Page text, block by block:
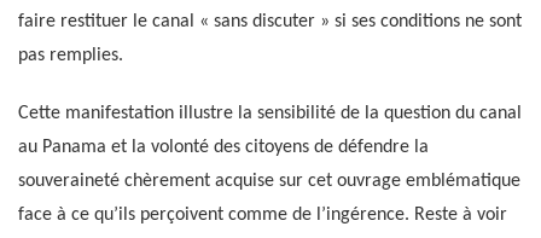
faire restituer le canal « sans discuter » si ses conditions ne sont
pas remplies.
Cette manifestation illustre la sensibilité de la question du canal
au Panama et la volonté des citoyens de défendre la
souveraineté chèrement acquise sur cet ouvrage emblématique
face à ce qu’ils perçoivent comme de l’ingérence. Reste à voir